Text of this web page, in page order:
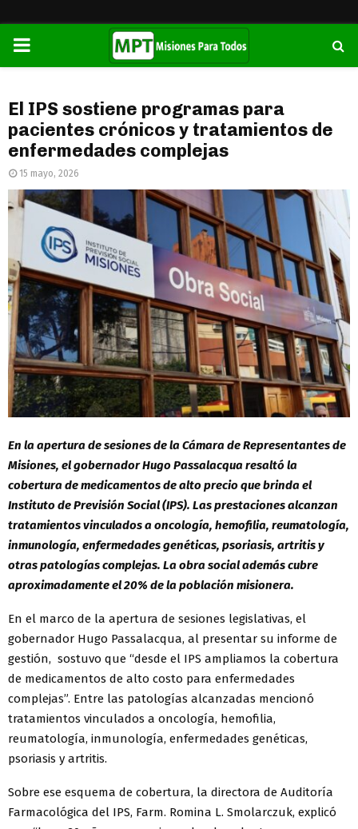
PRIMARY
El IPS sostiene programas para
pacientes crónicos y tratamientos de
enfermedades complejas
15 mayo, 2026
En la apertura de sesiones de la Cámara de Representantes de
Misiones, el gobernador Hugo Passalacqua resaltó la
cobertura de medicamentos de alto precio que brinda el
Instituto de Previsión Social (IPS). Las prestaciones alcanzan
tratamientos vinculados a oncología, hemofilia, reumatología,
inmunología, enfermedades genéticas, psoriasis, artritis y
otras patologías complejas. La obra social además cubre
aproximadamente el 20% de la población misionera.
En el marco de la apertura de sesiones legislativas, el
gobernador Hugo Passalacqua, al presentar su informe de
gestión, sostuvo que “desde el IPS ampliamos la cobertura
de medicamentos de alto costo para enfermedades
complejas”. Entre las patologías alcanzadas mencionó
tratamientos vinculados a oncología, hemofilia,
reumatología, inmunología, enfermedades genéticas,
psoriasis y artritis.
Sobre ese esquema de cobertura, la directora de Auditoría
Farmacológica del IPS, Farm. Romina L. Smolarczuk, explicó